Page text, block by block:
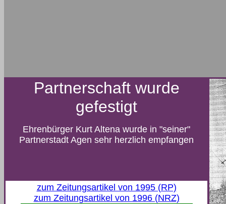
Partnerschaft wurde
gefestigt
Ehrenbürger Kurt Altena wurde in "seiner"
Partnerstadt Agen sehr herzlich empfangen
zum Zeitungsartikel von 1995 (RP)
zum Zeitungsartikel von 1996 (NRZ)